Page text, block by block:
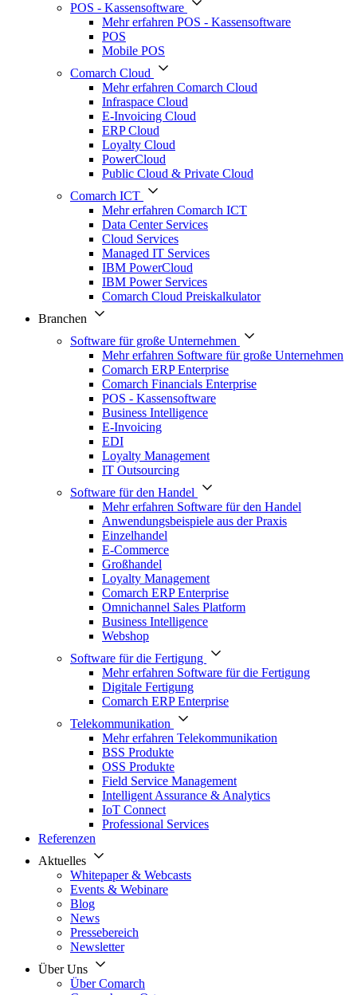
POS - Kassensoftware
Mehr erfahren POS - Kassensoftware
POS
Mobile POS
Comarch Cloud
Mehr erfahren Comarch Cloud
Infraspace Cloud
E-Invoicing Cloud
ERP Cloud
Loyalty Cloud
PowerCloud
Public Cloud & Private Cloud
Comarch ICT
Mehr erfahren Comarch ICT
Data Center Services
Cloud Services
Managed IT Services
IBM PowerCloud
IBM Power Services
Comarch Cloud Preiskalkulator
Branchen
Software für große Unternehmen
Mehr erfahren Software für große Unternehmen
Comarch ERP Enterprise
Comarch Financials Enterprise
POS - Kassensoftware
Business Intelligence
E-Invoicing
EDI
Loyalty Management
IT Outsourcing
Software für den Handel
Mehr erfahren Software für den Handel
Anwendungsbeispiele aus der Praxis
Einzelhandel
E-Commerce
Großhandel
Loyalty Management
Comarch ERP Enterprise
Omnichannel Sales Platform
Business Intelligence
Webshop
Software für die Fertigung
Mehr erfahren Software für die Fertigung
Digitale Fertigung
Comarch ERP Enterprise
Telekommunikation
Mehr erfahren Telekommunikation
BSS Produkte
OSS Produkte
Field Service Management
Intelligent Assurance & Analytics
IoT Connect
Professional Services
Referenzen
Aktuelles
Whitepaper & Webcasts
Events & Webinare
Blog
News
Pressebereich
Newsletter
Über Uns
Über Comarch